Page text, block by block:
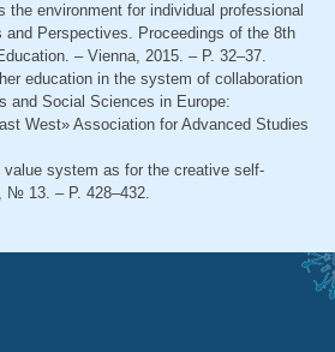
environment for individual professional
Perspectives. Proceedings of the 8th
– Vienna, 2015. – P. 32–37.
education in the system of collaboration
and Social Sciences in Europe:
West» Association for Advanced Studies
value system as for the creative self-
№ 13. – Р. 428–432.